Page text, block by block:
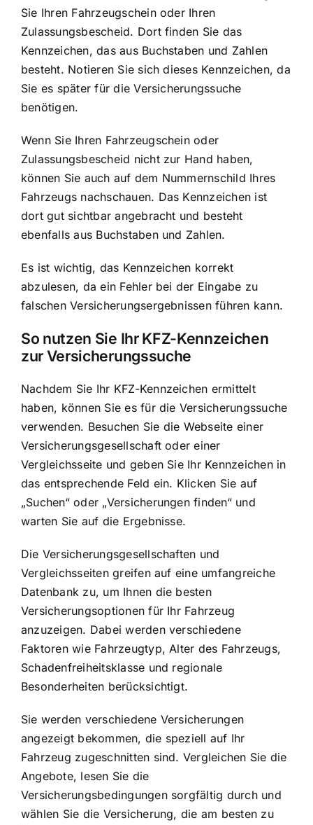
Sie Ihren Fahrzeugschein oder Ihren
Zulassungsbescheid. Dort finden Sie das
Kennzeichen, das aus Buchstaben und Zahlen
besteht. Notieren Sie sich dieses Kennzeichen, da
Sie es später für die Versicherungssuche
benötigen.
Wenn Sie Ihren Fahrzeugschein oder
Zulassungsbescheid nicht zur Hand haben,
können Sie auch auf dem Nummernschild Ihres
Fahrzeugs nachschauen. Das Kennzeichen ist
dort gut sichtbar angebracht und besteht
ebenfalls aus Buchstaben und Zahlen.
Es ist wichtig, das Kennzeichen korrekt
abzulesen, da ein Fehler bei der Eingabe zu
falschen Versicherungsergebnissen führen kann.
So nutzen Sie Ihr KFZ-Kennzeichen
zur Versicherungssuche
Nachdem Sie Ihr KFZ-Kennzeichen ermittelt
haben, können Sie es für die Versicherungssuche
verwenden. Besuchen Sie die Webseite einer
Versicherungsgesellschaft oder einer
Vergleichsseite und geben Sie Ihr Kennzeichen in
das entsprechende Feld ein. Klicken Sie auf
„Suchen“ oder „Versicherungen finden“ und
warten Sie auf die Ergebnisse.
Die Versicherungsgesellschaften und
Vergleichsseiten greifen auf eine umfangreiche
Datenbank zu, um Ihnen die besten
Versicherungsoptionen für Ihr Fahrzeug
anzuzeigen. Dabei werden verschiedene
Faktoren wie Fahrzeugtyp, Alter des Fahrzeugs,
Schadenfreiheitsklasse und regionale
Besonderheiten berücksichtigt.
Sie werden verschiedene Versicherungen
angezeigt bekommen, die speziell auf Ihr
Fahrzeug zugeschnitten sind. Vergleichen Sie die
Angebote, lesen Sie die
Versicherungsbedingungen sorgfältig durch und
wählen Sie die Versicherung, die am besten zu